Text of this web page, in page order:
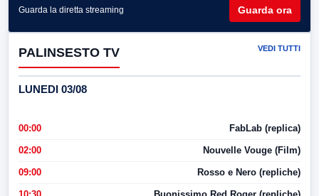
Guarda la diretta streaming Guarda ora
PALINSESTO TV VEDI TUTTI
LUNEDI 03/08
00:00 FabLab (replica)
02:00 Nouvelle Vouge (Film)
09:00 Rosso e Nero (repliche)